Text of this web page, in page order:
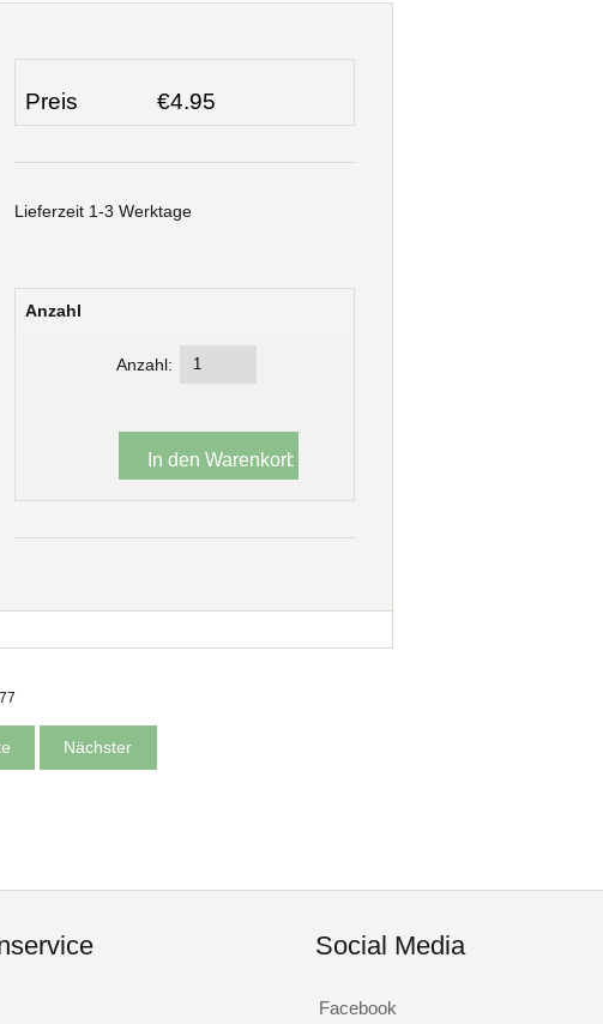
Preis €4.95
Lieferzeit 1-3 Werktage
Anzahl
Anzahl:
Nächster
Social Media
Facebook